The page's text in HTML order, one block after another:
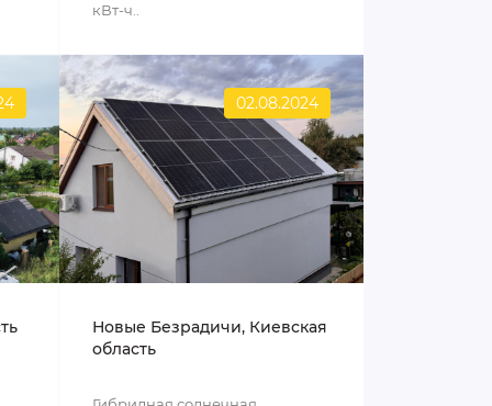
кВт-ч..
02.08.2024
Новые Безрадичи, Киевская
область